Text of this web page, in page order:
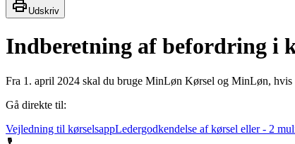
Udskriv
Indberetning af befordring i
Fra 1. april 2024 skal du bruge MinLøn Kørsel og MinLøn, hvis
Gå direkte til:
Vejledning til kørselsappLedergodkendelse af kørsel eller - 2